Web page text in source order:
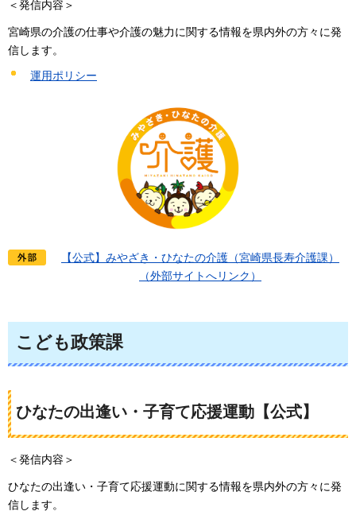
＜発信内容＞
宮崎県の介護の仕事や介護の魅力に関する情報を県内外の方々に発
信します。
運用ポリシー
【公式】みやざき・ひなたの介護（宮崎県長寿介護課）
（外部サイトへリンク）
こども政策課
ひなたの出逢い・子育て応援運動【公式】
＜発信内容＞
ひなたの出逢い・子育て応援運動に関する情報を県内外の方々に発
信します。